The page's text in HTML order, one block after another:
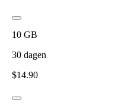
10 GB
30 dagen
$14.90